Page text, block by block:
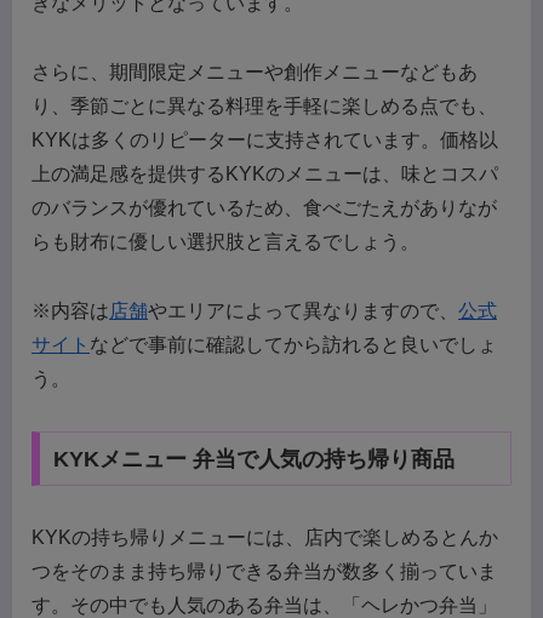
さらに、期間限定メニューや創作メニューなどもあ
り、季節ごとに異なる料理を手軽に楽しめる点でも、
KYKは多くのリピーターに支持されています。価格以
上の満足感を提供するKYKのメニューは、味とコスパ
のバランスが優れているため、食べごたえがありなが
らも財布に優しい選択肢と言えるでしょう。
※内容は店舗やエリアによって異なりますので、 公式
サイト などで事前に確認してから訪れると良いでしょ
う。
KYKメニュー 弁当で人気の持ち帰り商品
KYKの持ち帰りメニューには、店内で楽しめるとんか
つをそのまま持ち帰りできる弁当が数多く揃っていま
す。その中でも人気のある弁当は、「ヘレかつ弁当」